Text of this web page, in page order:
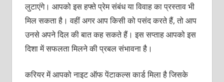
लुटाएंगे। आपको इस हफ्ते प्रेम संबंध या विवाह का प्रस्‍ताव भी
मिल सकता है। वहीं अगर आप किसी को पसंद करते हैं, तो आप
उनसे अपने दिल की बात कह सकते हैं। इस सप्‍ताह आपको इस
दिशा में सफलता मिलने की प्रबल संभावना है।
करियर में आपको नाइट ऑफ पेंटाकल्‍स कार्ड मिला है जिसके